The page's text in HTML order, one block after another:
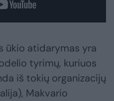
ūkio atidarymas yra
tyrimų, kuriuos
iš tokių organizacijų
Makvario